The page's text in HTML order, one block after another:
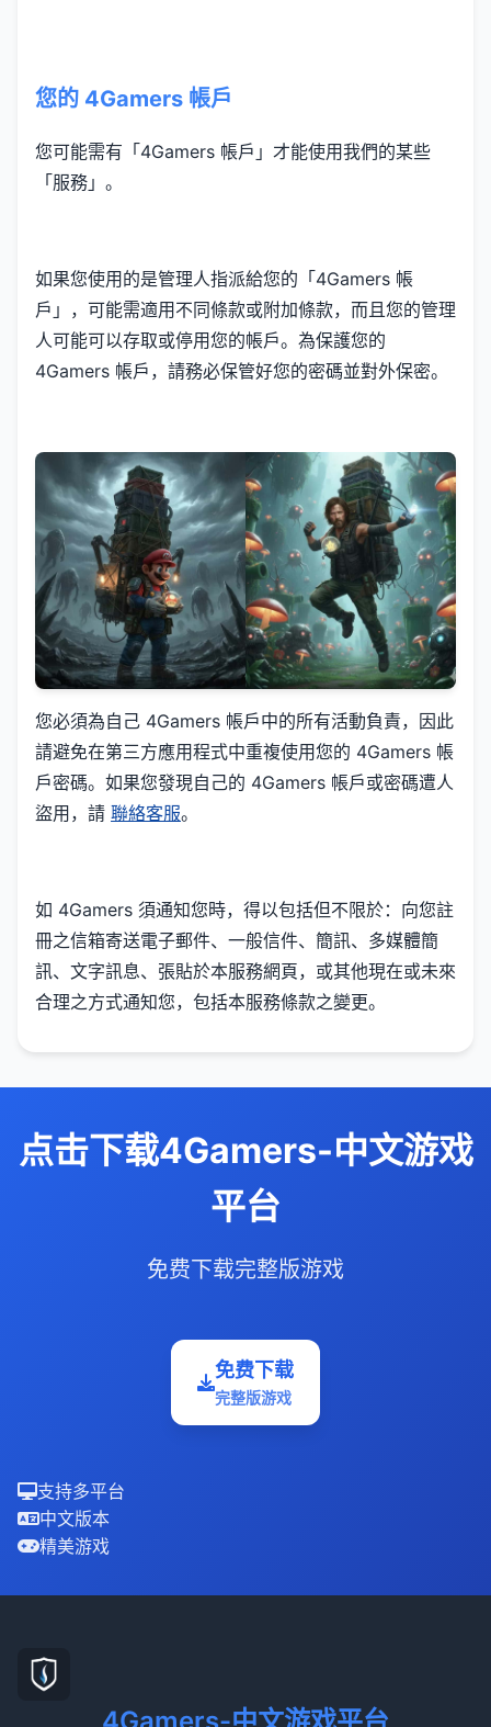
您的 4Gamers 帳戶
您可能需有「4Gamers 帳戶」才能使用我們的某些
「服務」。
如果您使用的是管理人指派給您的「4Gamers 帳
戶」，可能需適用不同條款或附加條款，而且您的管理
人可能可以存取或停用您的帳戶。為保護您的
4Gamers 帳戶，請務必保管好您的密碼並對外保密。
您必須為自己 4Gamers 帳戶中的所有活動負責，因此
請避免在第三方應用程式中重複使用您的 4Gamers 帳
戶密碼。如果您發現自己的 4Gamers 帳戶或密碼遭人
盜用，請 聯絡客服。
如 4Gamers 須通知您時，得以包括但不限於：向您註
冊之信箱寄送電子郵件、一般信件、簡訊、多媒體簡
訊、文字訊息、張貼於本服務網頁，或其他現在或未來
合理之方式通知您，包括本服務條款之變更。
点击下载4Gamers-中文游戏
平台
免费下载完整版游戏
免费下载
完整版游戏
支持多平台
中文版本
精美游戏
4Gamers-中文游戏平台